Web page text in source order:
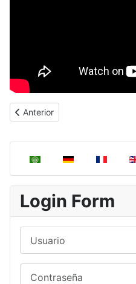
Seleccione su idioma
Login Form
Artículo anterior: Cálculo del
Anterior